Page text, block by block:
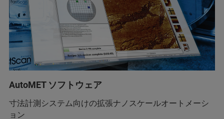
AutoMET ソフトウェア
寸法計測システム向けの拡張ナノスケールオートメーシ
ョン